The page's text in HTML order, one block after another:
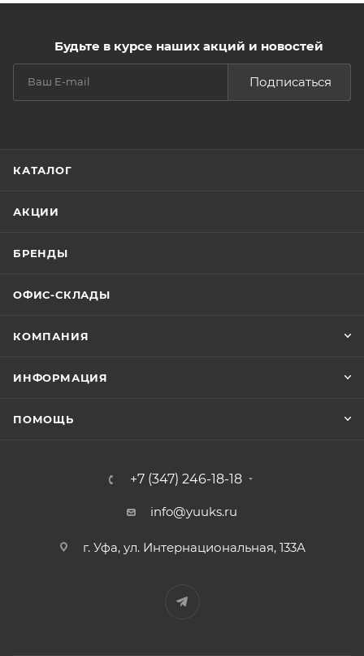
Будьте в курсе наших акций и новостей
Подписаться
КАТАЛОГ
АКЦИИ
БРЕНДЫ
ОФИС-СКЛАДЫ
КОМПАНИЯ
ИНФОРМАЦИЯ
ПОМОЩЬ
+7 (347) 246-18-18
info@yuuks.ru
г. Уфа, ул. Интернациональная, 133А